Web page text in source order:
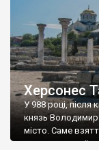
Херсонес
У 988 році, після
князь Володимир
місто. Саме
диктувати свої